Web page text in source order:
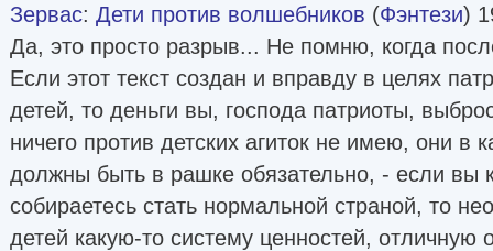
Зервас: Дети против волшебников (Фэнтези)
Да, это просто разрыв... Не помню, когда
Если этот текст создан и вправду в целях
детей, то деньги вы, господа патриоты,
ничего против детских агиток не имею, они в
должны быть в рашке обязательно, - если вы
собираетесь стать нормальной страной, то
детей какую-то систему ценностей, отличную